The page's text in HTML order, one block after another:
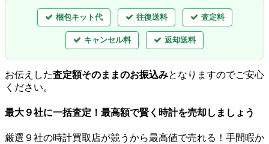
梱包キット代 往復送料 査定料
キャンセル料 返却送料
お伝えした査定額そのままのお振込みとなりますのでご安心
ください。
最大９社に一括査定！ 最高額で賢く時計を売却しましょう
厳選９社の時計買取店が競うから最高値で売れる！手間暇か